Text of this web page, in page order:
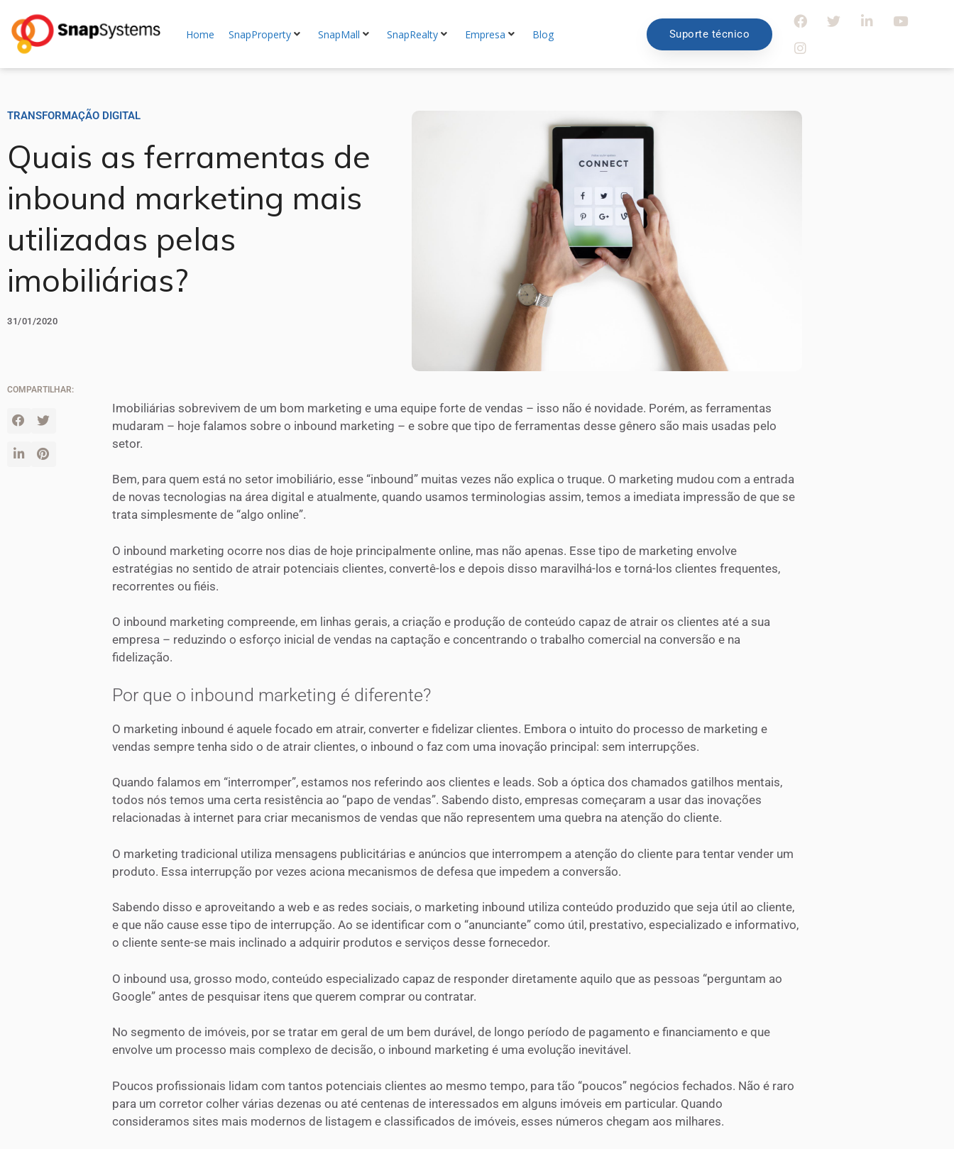
Home SnapProperty SnapMall SnapRealty Empresa Blog Suporte técnico
TRANSFORMAÇÃO DIGITAL
Quais as ferramentas de
inbound marketing mais
utilizadas pelas
imobiliárias?
31/01/2020
COMPARTILHAR:
Imobiliárias sobrevivem de um bom marketing e uma equipe forte de vendas – isso não é novidade. Porém, as ferramentas
mudaram – hoje falamos sobre o inbound marketing – e sobre que tipo de ferramentas desse gênero são mais usadas pelo
setor.
Bem, para quem está no setor imobiliário, esse “inbound” muitas vezes não explica o truque. O marketing mudou com a entrada
de novas tecnologias na área digital e atualmente, quando usamos terminologias assim, temos a imediata impressão de que se
trata simplesmente de “algo online”.
O inbound marketing ocorre nos dias de hoje principalmente online, mas não apenas. Esse tipo de marketing envolve
estratégias no sentido de atrair potenciais clientes, convertê-los e depois disso maravilhá-los e torná-los clientes frequentes,
recorrentes ou fiéis.
O inbound marketing compreende, em linhas gerais, a criação e produção de conteúdo capaz de atrair os clientes até a sua
empresa – reduzindo o esforço inicial de vendas na captação e concentrando o trabalho comercial na conversão e na
fidelização.
Por que o inbound marketing é diferente?
O marketing inbound é aquele focado em atrair, converter e fidelizar clientes. Embora o intuito do processo de marketing e
vendas sempre tenha sido o de atrair clientes, o inbound o faz com uma inovação principal: sem interrupções.
Quando falamos em “interromper”, estamos nos referindo aos clientes e leads. Sob a óptica dos chamados gatilhos mentais,
todos nós temos uma certa resistência ao “papo de vendas”. Sabendo disto, empresas começaram a usar das inovações
relacionadas à internet para criar mecanismos de vendas que não representem uma quebra na atenção do cliente.
O marketing tradicional utiliza mensagens publicitárias e anúncios que interrompem a atenção do cliente para tentar vender um
produto. Essa interrupção por vezes aciona mecanismos de defesa que impedem a conversão.
Sabendo disso e aproveitando a web e as redes sociais, o marketing inbound utiliza conteúdo produzido que seja útil ao cliente,
e que não cause esse tipo de interrupção. Ao se identificar com o “anunciante” como útil, prestativo, especializado e informativo,
o cliente sente-se mais inclinado a adquirir produtos e serviços desse fornecedor.
O inbound usa, grosso modo, conteúdo especializado capaz de responder diretamente aquilo que as pessoas “perguntam ao
Google” antes de pesquisar itens que querem comprar ou contratar.
No segmento de imóveis, por se tratar em geral de um bem durável, de longo período de pagamento e financiamento e que
envolve um processo mais complexo de decisão, o inbound marketing é uma evolução inevitável.
Poucos profissionais lidam com tantos potenciais clientes ao mesmo tempo, para tão “poucos” negócios fechados. Não é raro
para um corretor colher várias dezenas ou até centenas de interessados em alguns imóveis em particular. Quando
consideramos sites mais modernos de listagem e classificados de imóveis, esses números chegam aos milhares.